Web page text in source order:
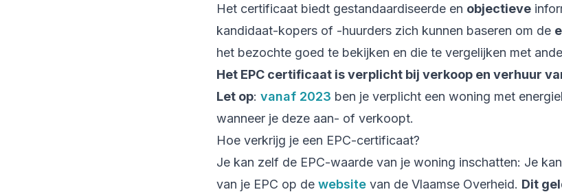
Het certificaat biedt gestandaardiseerde en objectieve
kandidaat-kopers of -huurders zich kunnen baseren om de
het bezochte goed te bekijken en die te vergelijken met
Het EPC certificaat is verplicht bij verkoop en verhuur
Let op: vanaf 2023 ben je verplicht een woning met
wanneer je deze aan- of verkoopt.
Hoe verkrijg je een EPC-certificaat?
Je kan zelf de EPC-waarde van je woning inschatten: Je
van je EPC op de websitevan de Vlaamse Overheid. Dit